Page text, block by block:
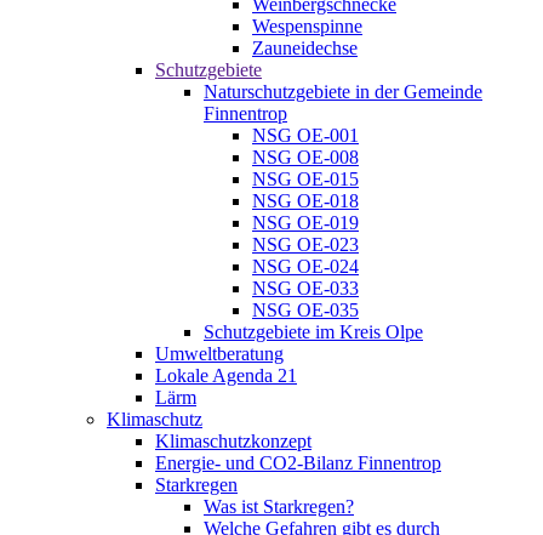
Weinbergschnecke
Wespenspinne
Zauneidechse
Schutzgebiete
Naturschutzgebiete in der Gemeinde
Finnentrop
NSG OE-001
NSG OE-008
NSG OE-015
NSG OE-018
NSG OE-019
NSG OE-023
NSG OE-024
NSG OE-033
NSG OE-035
Schutzgebiete im Kreis Olpe
Umweltberatung
Lokale Agenda 21
Lärm
Klimaschutz
Klimaschutzkonzept
Energie- und CO2-Bilanz Finnentrop
Starkregen
Was ist Starkregen?
Welche Gefahren gibt es durch